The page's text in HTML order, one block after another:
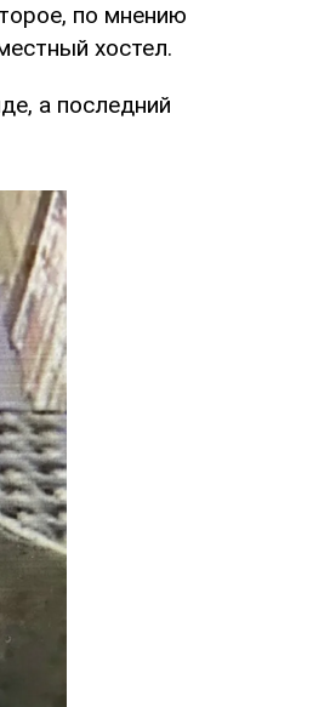
по мнению
хостел.
а последний